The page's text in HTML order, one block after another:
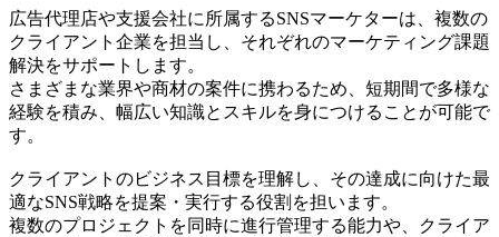
広告代理店や支援会社に所属するSNSマーケターは、複数の
クライアント企業を担当し、それぞれのマーケティング課題
解決をサポートします。
さまざまな業界や商材の案件に携わるため、短期間で多様な
経験を積み、幅広い知識とスキルを身につけることが可能で
す。
クライアントのビジネス目標を理解し、その達成に向けた最
適なSNS戦略を提案・実行する役割を担います。
複数のプロジェクトを同時に進行管理する能力や、クライア